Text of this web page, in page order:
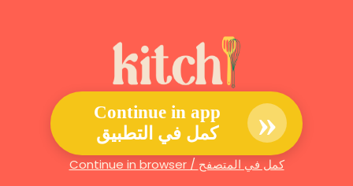
Continue in app
كمل في التطبيق
»
Continue in browser / كمل في المتصفح